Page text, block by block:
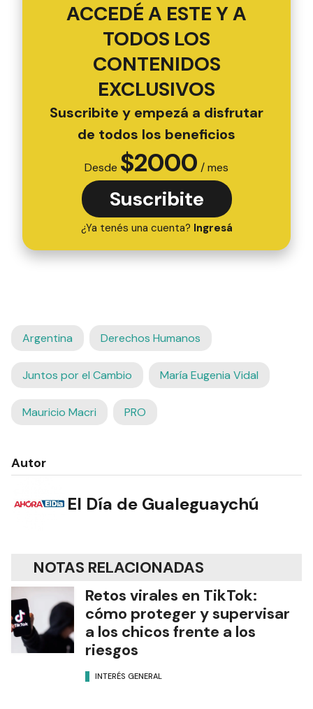
ACCEDÉ A ESTE Y A
TODOS LOS
CONTENIDOS
EXCLUSIVOS
Suscribite y empezá a disfrutar
de todos los beneficios
Desde $2000 / mes
Suscribite
¿Ya tenés una cuenta? Ingresá
Argentina Derechos Humanos
Juntos por el Cambio María Eugenia Vidal
Mauricio Macri PRO
Autor
El Día de Gualeguaychú
NOTAS RELACIONADAS
Retos virales en TikTok:
cómo proteger y supervisar
a los chicos frente a los
riesgos
INTERÉS GENERAL